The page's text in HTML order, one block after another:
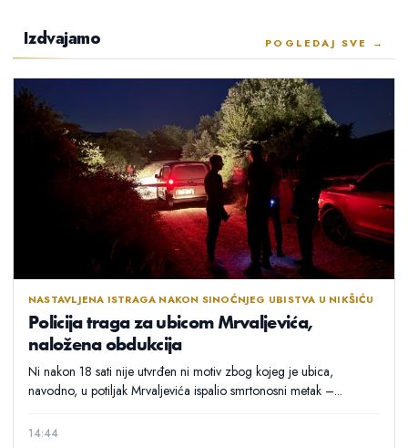
Izdvajamo POGLEDAJ SVE →
NASTAVLJENA ISTRAGA NAKON SINOĆNJEG UBISTVA U NIKŠIĆU
Policija traga za ubicom Mrvaljevića,
naložena obdukcija
Ni nakon 18 sati nije utvrđen ni motiv zbog kojeg je ubica,
navodno, u potiljak Mrvaljevića ispalio smrtonosni metak –...
14:44